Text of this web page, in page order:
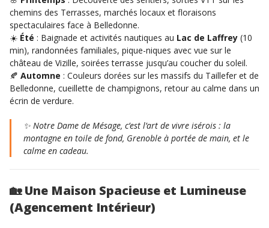
chemins des Terrasses, marchés locaux et floraisons
spectaculaires face à Belledonne.
☀️ Été : Baignade et activités nautiques au Lac de Laffrey (10
min), randonnées familiales, pique-niques avec vue sur le
château de Vizille, soirées terrasse jusqu’au coucher du soleil.
🍂 Automne : Couleurs dorées sur les massifs du Taillefer et de
Belledonne, cueillette de champignons, retour au calme dans un
écrin de verdure.
✨ Notre Dame de Mésage, c’est l’art de vivre isérois : la
montagne en toile de fond, Grenoble à portée de main, et le
calme en cadeau.
🏡Une Maison Spacieuse et Lumineuse
(Agencement Intérieur)